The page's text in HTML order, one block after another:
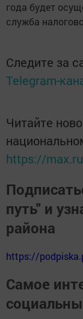
года будет
служба
Следите за
Telegram-
Читайте
https://
путь" и
района
https://
Самое